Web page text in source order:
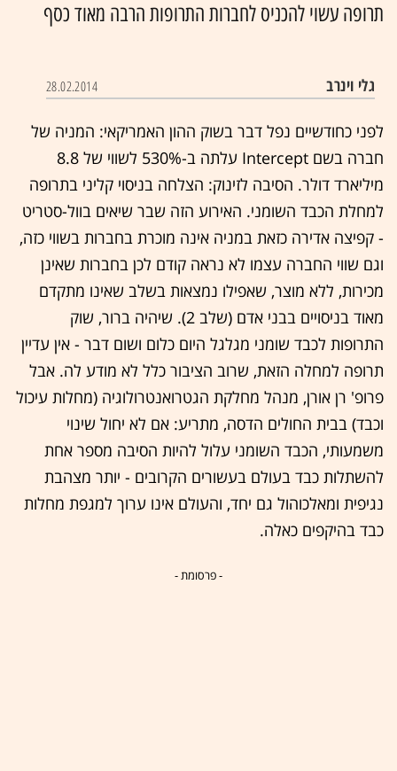
תרופה עשוי להכניס לחברות התרופות הרבה מאוד כסף
גלי וינרב 28.02.2014
לפני כחודשיים נפל דבר בשוק ההון האמריקאי: המניה של
חברה בשם Intercept עלתה ב-530% לשווי של 8.8
מיליארד דולר. הסיבה לזינוק: הצלחה בניסוי קליני בתרופה
למחלת הכבד השומני. האירוע הזה שבר שיאים בוול-סטריט
- קפיצה אדירה כזאת במניה אינה מוכרת בחברות בשווי כזה,
וגם שווי החברה עצמו לא נראה קודם לכן בחברות שאינן
מכירות, ללא מוצר, שאפילו נמצאות בשלב שאינו מתקדם
מאוד בניסויים בבני אדם (שלב 2). שיהיה ברור, שוק
התרופות לכבד שומני מגלגל היום כלום ושום דבר - אין עדיין
תרופה למחלה הזאת, שרוב הציבור כלל לא מודע לה. אבל
פרופ' רן אורן, מנהל מחלקת הגטרואנטרולוגיה (מחלות עיכול
וכבד) בבית החולים הדסה, מתריע: אם לא יחול שינוי
משמעותי, הכבד השומני עלול להיות הסיבה מספר אחת
להשתלות כבד בעולם בעשורים הקרובים - יותר מצהבת
נגיפית ומאלכוהול גם יחד, והעולם אינו ערוך למגפת מחלות
כבד בהיקפים כאלה.
- פרסומת -